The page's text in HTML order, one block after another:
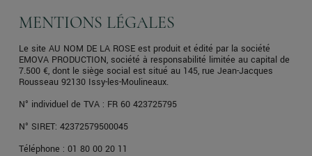
MENTIONS LÉGALES
Le site AU NOM DE LA ROSE est produit et édité par la société
EMOVA PRODUCTION, société à responsabilité limitée au capital de
7.500 €, dont le siège social est situé au 145, rue Jean-Jacques
Rousseau 92130 Issy-les-Moulineaux.
N° individuel de TVA : FR 60 423725795
N° SIRET: 42372579500045
Téléphone : 01 80 00 20 11